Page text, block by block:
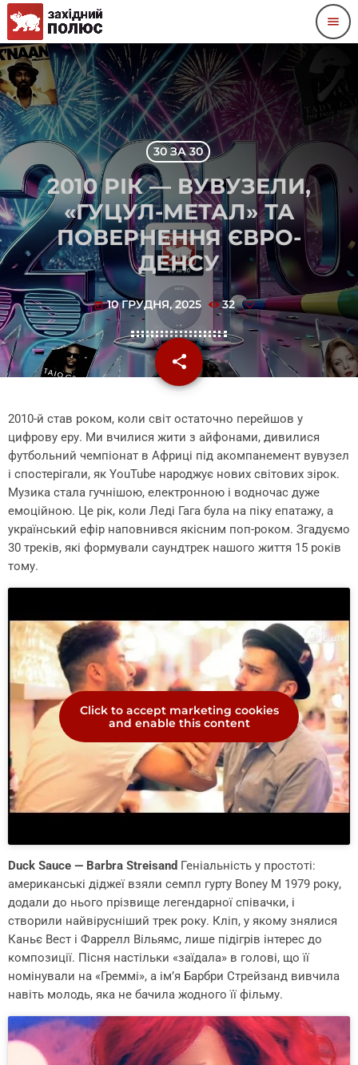
menu
30 ЗА 30
2010 РІК — ВУВУЗЕЛИ,
«ГУЦУЛ-МЕТАЛ» ТА
ПОВЕРНЕННЯ ЄВРО-
ДЕНСУ
today 10 ГРУДНЯ, 2025 32
share
email
2010-й став роком, коли світ остаточно перейшов у
цифрову еру. Ми вчилися жити з айфонами, дивилися
футбольний чемпіонат в Африці під акомпанемент вувузел
і спостерігали, як YouTube народжує нових світових зірок.
Музика стала гучнішою, електронною і водночас дуже
емоційною. Це рік, коли Леді Гага була на піку епатажу, а
український ефір наповнився якісним поп-роком. Згадуємо
30 треків, які формували саундтрек нашого життя 15 років
тому.
Click to accept marketing cookies
and enable this content
Duck Sauce — Barbra Streisand Геніальність у простоті:
американські діджеї взяли семпл гурту Boney M 1979 року,
додали до нього прізвище легендарної співачки, і
створили найвірусніший трек року. Кліп, у якому знялися
Каньє Вест і Фаррелл Вільямс, лише підігрів інтерес до
композиції. Пісня настільки «заїдала» в голові, що її
номінували на «Греммі», а ім’я Барбри Стрейзанд вивчила
навіть молодь, яка не бачила жодного її фільму.